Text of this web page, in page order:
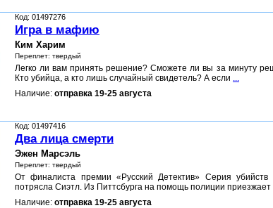
Код: 01497276
Игра в мафию
Ким Харим
Переплет: твердый
Легко ли вам принять решение? Сможете ли вы за минуту
Кто убийца, а кто лишь случайный свидетель? А если ...
Наличие: отправка 19-25 августа
Код: 01497416
Два лица смерти
Эжен Марсэль
Переплет: твердый
От финалиста премии «Русский Детектив» Серия убийств
потрясла Сиэтл. Из Питтсбурга на помощь полиции приезжает
Наличие: отправка 19-25 августа